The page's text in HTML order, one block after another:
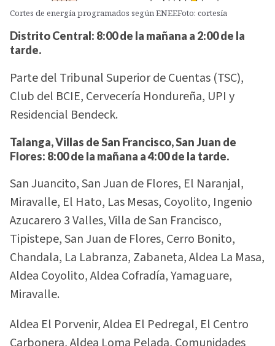
Cortes de energía programados según ENEEFoto: cortesía
Distrito Central: 8:00 de la mañana a 2:00 de la
tarde.
Parte del Tribunal Superior de Cuentas (TSC),
Club del BCIE, Cervecería Hondureña, UPI y
Residencial Bendeck.
Talanga, Villas de San Francisco, San Juan de
Flores: 8:00 de la mañana a 4:00 de la tarde.
San Juancito, San Juan de Flores, El Naranjal,
Miravalle, El Hato, Las Mesas, Coyolito, Ingenio
Azucarero 3 Valles, Villa de San Francisco,
Tipistepe, San Juan de Flores, Cerro Bonito,
Chandala, La Labranza, Zabaneta, Aldea La Masa,
Aldea Coyolito, Aldea Cofradía, Yamaguare,
Miravalle.
Aldea El Porvenir, Aldea El Pedregal, El Centro